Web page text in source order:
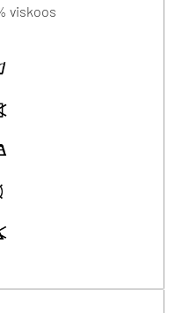
viskoos